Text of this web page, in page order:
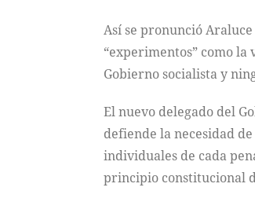
Así se pronunció
“experimentos” como
Gobierno socialista y
El nuevo delegado del
defiende la necesidad
individuales de cada
principio constitucional